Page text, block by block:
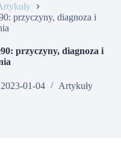
przyczyny, diagnoza i
przyczyny, diagnoza i
2023-01-04 Artykuły